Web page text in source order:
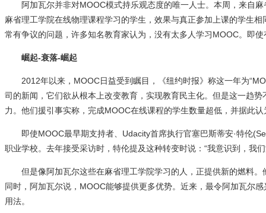
阿加瓦尔并非对MOOC模式持乐观态度的唯一人士。本周，来自麻
麻省理工学院在线物理课程学习的学生，效果与真正参加上课的学生
常有争议的问题，许多知名教育家认为，没有太多人学习MOOC。即
崛起-衰落-崛起
2012年以来，MOOC日益受到瞩目，《纽约时报》称这一年为
司的新闻，它们欲从根本上改变教育，实现教育民主化。但是这一趋
力。他们援引事实称，完成MOOC在线课程的学生数量超低，并据此
即使MOOC最早期支持者、Udacity首席执行官塞巴斯蒂安·特伦
职业学校。去年接受采访时，特伦提及这种转变时说：“我意识到，我
但是像阿加瓦尔这些在麻省理工学院学习的人，正提供新的燃料。
同时，阿加瓦尔说，MOOC能够提供更多优势。近来，最令阿加瓦尔
用法。